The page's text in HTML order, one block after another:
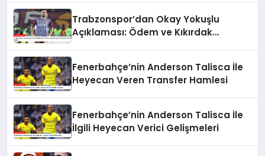
Trabzonspor’dan Okay Yokuşlu
Açıklaması: Ödem ve Kıkırdak
Fenerbahçe’nin Anderson Talisca İle
Heyecan Veren Transfer Hamlesi
Fenerbahçe’nin Anderson Talisca İle
İlgili Heyecan Verici Gelişmeleri